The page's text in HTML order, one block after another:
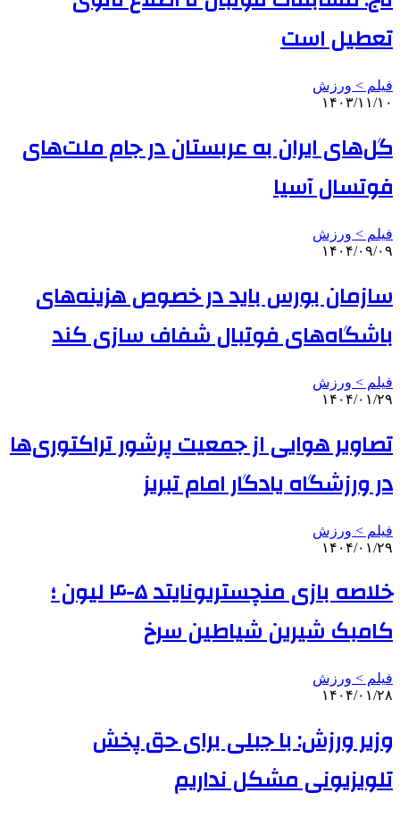
تعطیل است
فیلم > ورزش
۱۴۰۳/۱۱/۱۰
گل‌های ایران به عربستان در جام ملت‌های
فوتسال آسیا
فیلم > ورزش
۱۴۰۴/۰۹/۰۹
سازمان بورس باید در خصوص هزینه‌های
باشگاه‌های فوتبال شفاف سازی کند
فیلم > ورزش
۱۴۰۴/۰۱/۲۹
تصاویر هوایی از جمعیت پرشور تراکتوری‌ها
در ورزشگاه یادگار امام تبریز
فیلم > ورزش
۱۴۰۴/۰۱/۲۹
خلاصه بازی منچستریونایتد ۵-۴ لیون ؛
کامبک شیرین شیاطین سرخ
فیلم > ورزش
۱۴۰۴/۰۱/۲۸
وزیر ورزش: با جبلی برای حق پخش
تلویزیونی مشکل نداریم